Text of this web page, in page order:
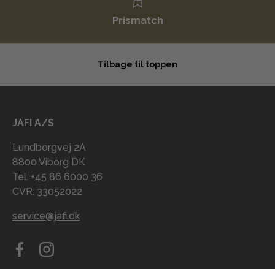
Prismatch
Tilbage til toppen
JAFI A/S
Lundborgvej 2A
8800 Viborg DK
Tel. +45 86 6000 36
CVR. 33052022
service@jafi.dk
FacebookInstagram